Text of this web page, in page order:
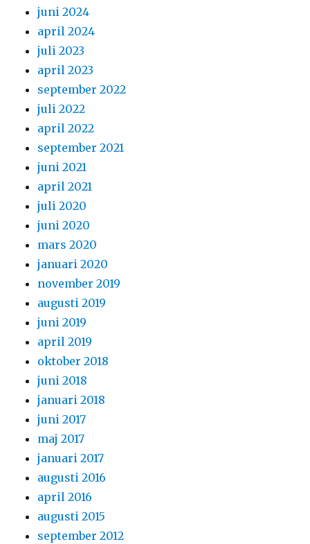
juni 2024
april 2024
juli 2023
april 2023
september 2022
juli 2022
april 2022
september 2021
juni 2021
april 2021
juli 2020
juni 2020
mars 2020
januari 2020
november 2019
augusti 2019
juni 2019
april 2019
oktober 2018
juni 2018
januari 2018
juni 2017
maj 2017
januari 2017
augusti 2016
april 2016
augusti 2015
september 2012